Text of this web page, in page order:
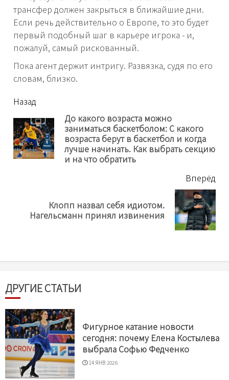
трансфер должен закрыться в ближайшие дни.
Если речь действительно о Европе, то это будет
первый подобный шаг в карьере игрока - и,
пожалуй, самый рискованный.
Пока агент держит интригу. Развязка, судя по его
словам, близко.
читать
еще
Назад
До какого возраста можно
заниматься баскетболом: С какого
возраста берут в баскетбол и когда
лучше начинать. Как выбрать секцию
и на что обратить
Вперёд
post:
Клопп назвал себя идиотом.
Нагельсманн принял извинения
ДРУГИЕ СТАТЬИ
Фигурное катание новости
сегодня: почему Елена Костылева
выбрала Софью Федченко
14 ЯНВ 2026